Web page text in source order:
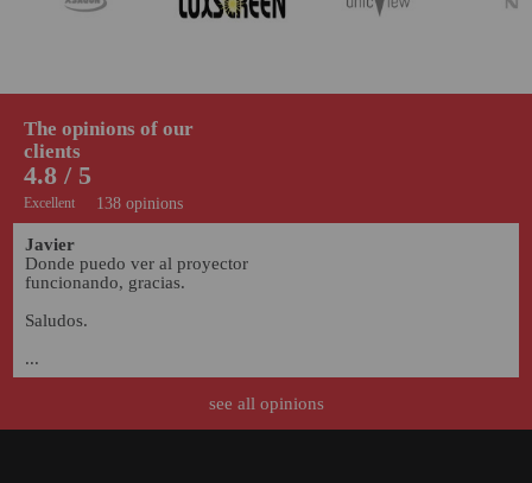
138 opinions
4.8 / 5
Excellent
The opinions of our
clients
Javier
Donde puedo ver al proyector
funcionando, gracias.
Saludos.
...
07/10/2022
see all opinions